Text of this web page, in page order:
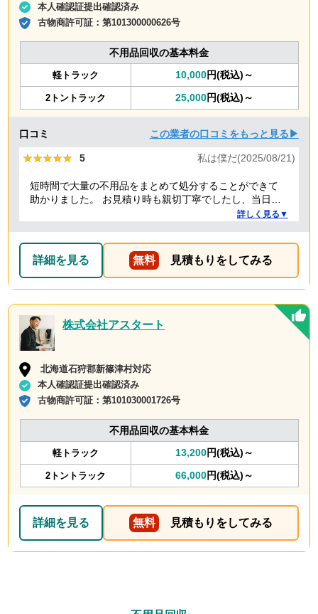
本人確認証提出確認済み
古物商許可証：第101300000626号
不用品回収の基本料金
軽トラック 10,000円(税込)～
2トントラック 25,000円(税込)～
口コミ この業者の口コミをもっと見る▶
★★★★★
★★★★★ 5 私は僕だ(2025/08/21)
短時間で大量の不用品をまとめて処分することができて
助かりました。 お見積り時も親切丁寧でしたし、当日作
業を担当してくれた方たちも礼儀正しく気持ちよく対応
詳しく見る▼
詳細を見る 無料 見積もりをしてみる
株式会社アスタート
北海道石狩郡新篠津村対応
本人確認証提出確認済み
古物商許可証：第101030001726号
不用品回収の基本料金
軽トラック 13,200円(税込)～
2トントラック 66,000円(税込)～
詳細を見る 無料 見積もりをしてみる